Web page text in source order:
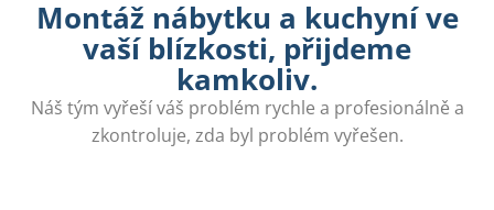
Montáž nábytku a kuchyní ve
vaší blízkosti, přijdeme
kamkoliv.
Náš tým vyřeší váš problém rychle a profesionálně a
zkontroluje, zda byl problém vyřešen.